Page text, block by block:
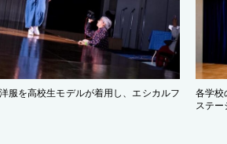
服を高校生モデルが着用し、エシカルフ
各学校
ステー